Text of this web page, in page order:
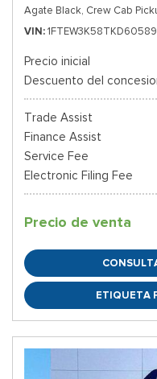
Agate Black, Crew Cab
VIN 1FTEW3K58TKD60589
Precio inicial
Descuento del
Trade Assist
Finance Assist
Service Fee
Electronic Filing Fee
Precio de venta
ETIQUETA